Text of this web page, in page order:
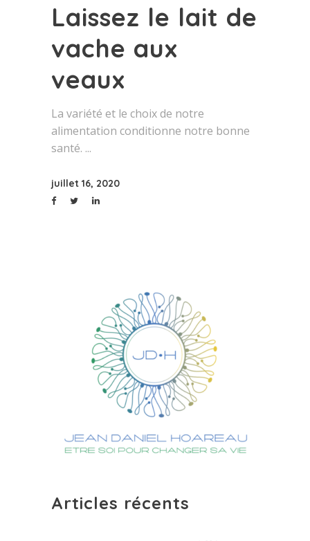
Laissez le lait de
vache aux
veaux
La variété et le choix de notre
alimentation conditionne notre bonne
santé.
juillet 16, 2020
Articles récents